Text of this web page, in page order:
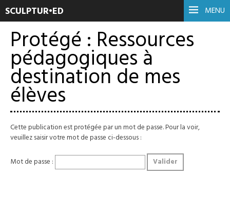
MENU
SCULPTUR•ED
Protégé : Ressources
pédagogiques à
destination de mes
élèves
Cette publication est protégée par un mot de passe. Pour la voir,
veuillez saisir votre mot de passe ci-dessous :
Mot de passe :